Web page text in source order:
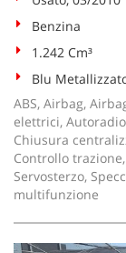
Benzina
1.242 Cm³
Blu
ABS, Airbag,
elettrici,
Chiusura
Controllo
Servosterzo,
multifunzione